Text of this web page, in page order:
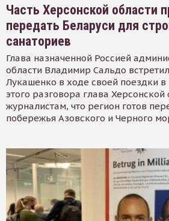
Часть Херсонской области
передать Беларуси для
санаториев
Глава назначенной Россией
области Владимир Сальдо
Лукашенко в ходе своей поездки в
этого разговора глава Херсонской
журналистам, что регион готов
побережья Азовского и Черного